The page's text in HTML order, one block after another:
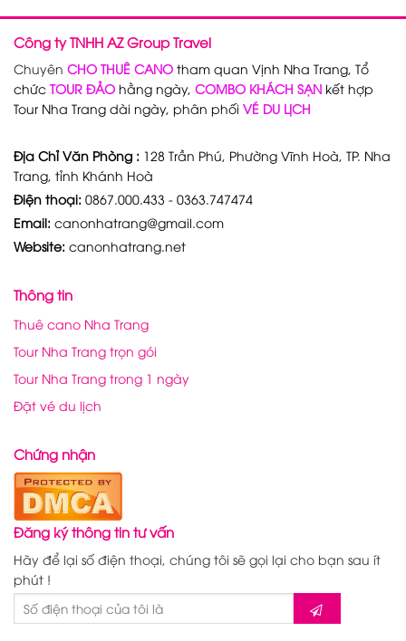
Công ty TNHH AZ Group Travel
Chuyên CHO THUÊ CANO tham quan Vịnh Nha Trang, Tổ
chức TOUR ĐẢO hằng ngày, COMBO KHÁCH SẠN kết hợp
Tour Nha Trang dài ngày, phân phối VÉ DU LỊCH
Địa Chỉ Văn Phòng : 128 Trần Phú, Phường Vĩnh Hoà, TP. Nha
Trang, tỉnh Khánh Hoà
Điện thoại: 0867.000.433 - 0363.747474
Email: canonhatrang@gmail.com
Website: canonhatrang.net
Thông tin
Thuê cano Nha Trang
Tour Nha Trang trọn gói
Tour Nha Trang trong 1 ngày
Đặt vé du lịch
Chứng nhận
Đăng ký thông tin tư vấn
Hãy để lại số điện thoại, chúng tôi sẽ gọi lại cho bạn sau ít
phút !